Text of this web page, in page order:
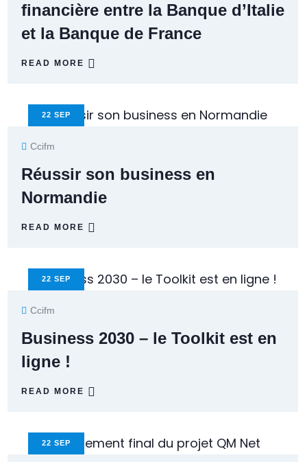
financière entre la Banque d’Italie
et la Banque de France
READ MORE
22 SEP
Ccifm
Réussir son business en
Normandie
READ MORE
22 SEP
Ccifm
Business 2030 – le Toolkit est en
ligne !
READ MORE
22 SEP